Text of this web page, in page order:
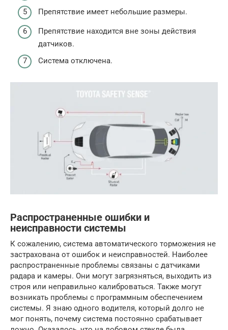
Препятствие имеет небольшие размеры.
Препятствие находится вне зоны действия
датчиков.
Система отключена.
Распространенные ошибки и
неисправности системы
К сожалению, система автоматического торможения не
застрахована от ошибок и неисправностей. Наиболее
распространенные проблемы связаны с датчиками
радара и камеры. Они могут загрязняться, выходить из
строя или неправильно калиброваться. Также могут
возникать проблемы с программным обеспечением
системы. Я знаю одного водителя, который долго не
мог понять, почему система постоянно срабатывает